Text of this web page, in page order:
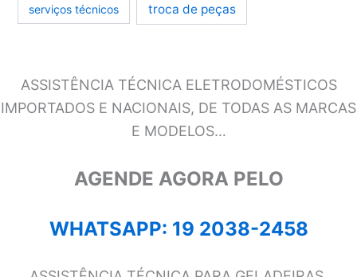
serviços técnicos troca de peças
ASSISTÊNCIA TÉCNICA ELETRODOMÉSTICOS
IMPORTADOS E NACIONAIS, DE TODAS AS MARCAS
E MODELOS…
AGENDE AGORA PELO
WHATSAPP: 19 2038-2458